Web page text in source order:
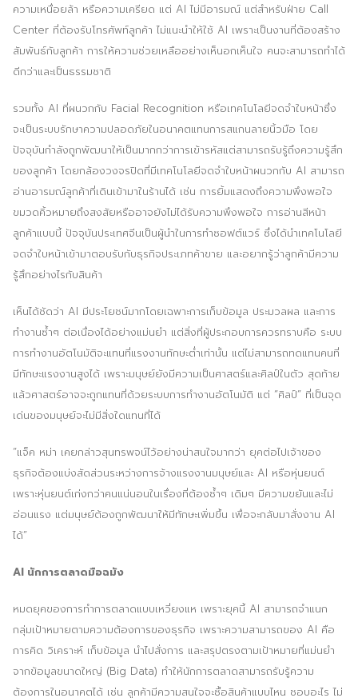
ความเหนื่อยล้า หรือความเครียด แต่ AI ไม่มีอารมณ์ แต่สำหรับฝ่าย Call
Center ที่ต้องรับโทรศัพท์ลูกค้า ไม่แนะนำให้ใช้ AI เพราะเป็นงานที่ต้องสร้าง
สัมพันธ์กับลูกค้า การให้ความช่วยเหลืออย่างเห็นอกเห็นใจ คนจะสามารถทำได้
ดีกว่าและเป็นธรรมชาติ
รวมทั้ง AI ที่ผนวกกับ Facial Recognition หรือเทคโนโลยีจดจำใบหน้าซึ่ง
จะเป็นระบบรักษาความปลอดภัยในอนาคตแทนการสแกนลายนิ้วมือ โดย
ปัจจุบันกำลังถูกพัฒนาให้เป็นมากกว่าการเข้ารหัสแต่สามารถรับรู้ถึงความรู้สึก
ของลูกค้า โดยกล้องวงจรปิดที่มีเทคโนโลยีจดจำใบหน้าผนวกกับ AI สามารถ
อ่านอารมณ์ลูกค้าที่เดินเข้ามาในร้านได้ เช่น การยิ้มแสดงถึงความพึงพอใจ
ขมวดคิ้วหมายถึงสงสัยหรืออาจยังไม่ได้รับความพึงพอใจ การอ่านสีหน้า
ลูกค้าแบบนี้ ปัจจุบันประเทศจีนเป็นผู้นำในการทำซอฟต์แวร์ ซึ่งได้นำเทคโนโลยี
จดจำใบหน้าเข้ามาตอบรับกับธุรกิจประเภทค้าขาย และอยากรู้ว่าลูกค้ามีความ
รู้สึกอย่างไรกับสินค้า
เห็นได้ชัดว่า AI มีประโยชน์มากโดยเฉพาะการเก็บข้อมูล ประมวลผล และการ
ทำงานซ้ำๆ ต่อเนื่องได้อย่างแม่นยำ แต่สิ่งที่ผู้ประกอบการควรทราบคือ ระบบ
การทำงานอัตโนมัติจะแทนที่แรงงานทักษะต่ำเท่านั้น แต่ไม่สามารถทดแทนคนที่
มีทักษะแรงงานสูงได้ เพราะมนุษย์ยังมีความเป็นศาสตร์และศิลป์ในตัว สุดท้าย
แล้วศาสตร์อาจจะถูกแทนที่ด้วยระบบการทำงานอัตโนมัติ แต่ “ศิลป์” ที่เป็นจุด
เด่นของมนุษย์จะไม่มีสิ่งใดแทนที่ได้
“แจ็ค หม่า เคยกล่าวสุนทรพจน์ไว้อย่างน่าสนใจมากว่า ยุคต่อไปเจ้าของ
ธุรกิจต้องแบ่งสัดส่วนระหว่างการจ้างแรงงานมนุษย์และ AI หรือหุ่นยนต์
เพราะหุ่นยนต์เก่งกว่าคนแน่นอนในเรื่องที่ต้องซ้ำๆ เดิมๆ มีความขยันและไม่
อ่อนแรง แต่มนุษย์ต้องถูกพัฒนาให้มีทักษะเพิ่มขึ้น เพื่อจะกลับมาสั่งงาน AI
ได้”
AI นักการตลาดมือฉมัง
หมดยุคของการทำการตลาดแบบเหวี่ยงแห เพราะยุคนี้ AI สามารถจำแนก
กลุ่มเป้าหมายตามความต้องการของธุรกิจ เพราะความสามารถของ AI คือ
การคิด วิเคราะห์ เก็บข้อมูล นำไปสั่งการ และสรุปตรงตามเป้าหมายที่แม่นยำ
จากข้อมูลขนาดใหญ่ (Big Data) ทำให้นักการตลาดสามารถรับรู้ความ
ต้องการในอนาคตได้ เช่น ลูกค้ามีความสนใจจะซื้อสินค้าแบบไหน ชอบอะไร ไม่